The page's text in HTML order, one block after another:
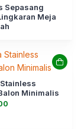
Sepasang
Meja
Minimalis